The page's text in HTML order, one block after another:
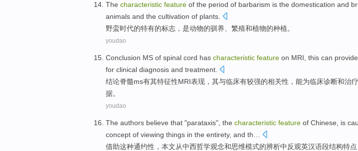
The characteristic feature of the period of barbarism is the domestication and
animals and the cultivation of plants.
野蛮时代的特有的标志， 是动物的驯养、 繁殖和植物的种植。
youdao
Conclusion MS of spinal cord has characteristic feature on MRI , this can provide
for clinical diagnosis and treatment
结论脊髓ms有其特征性MRI表现，其与临床有较强的相关性， 能为临床诊断和治
据。
youdao
The authors believe that "parataxis", the characteristic feature of Chinese , is
concept of viewing things in the entirety, and th…
借助这种通约性 ， 本文从中西哲学观念和思维模式的辨析中 反观英汉语段结构特点